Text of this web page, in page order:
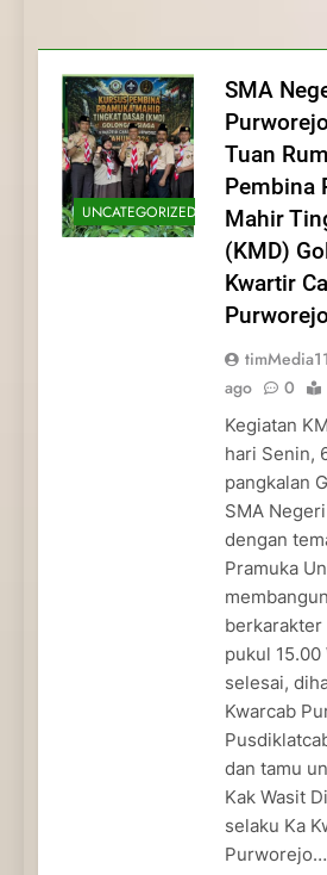
dan Pengabdian
Pramuka
Pramuka
Kepedulian
UNCATEGORIZED
SMA
Tuan
Pembina
Mahir
(KMD)
Kwartir
timMedia11
ago
0
Kegiatan
hari Senin,
pangkalan
SMA
dengan
Pramuka
berkarakter
pukul 15.00
selesai,
Kwarcab
dan tamu
Kak Wasit
selaku Ka
Purworejo…